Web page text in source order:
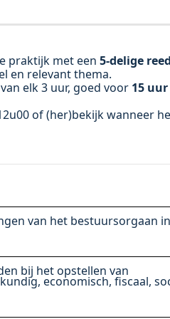
praktijk met een 5-delige
en relevant thema.
elk 3 uur, goed voor 15
of (her)bekijk wanneer
van het bestuursorgaan
bij het opstellen van
economisch, fiscaal,